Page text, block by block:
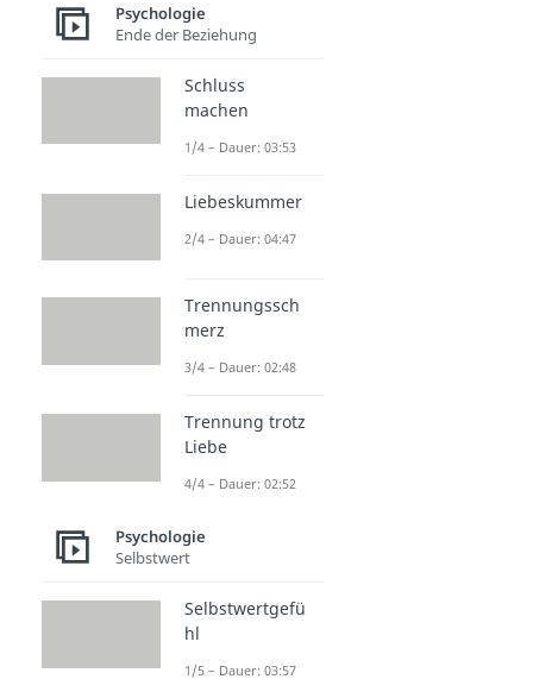
Psychologie
Ende der Beziehung
Schluss
machen
1/4 – Dauer: 03:53
Liebeskummer
2/4 – Dauer: 04:47
Trennungssch
merz
3/4 – Dauer: 02:48
Trennung trotz
Liebe
4/4 – Dauer: 02:52
Psychologie
Selbstwert
Selbstwertgefü
hl
1/5 – Dauer: 03:57